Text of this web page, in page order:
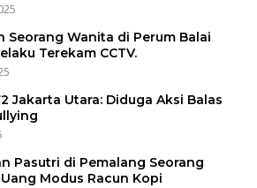
Seorang Wanita di Perum Balai
Terekam CCTV.
Jakarta Utara: Diduga Aksi Balas
Pasutri di Pemalang Seorang
Modus Racun Kopi